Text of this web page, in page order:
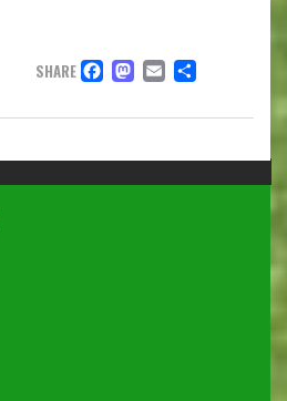
SHARE FACEBOOK
EMAIL